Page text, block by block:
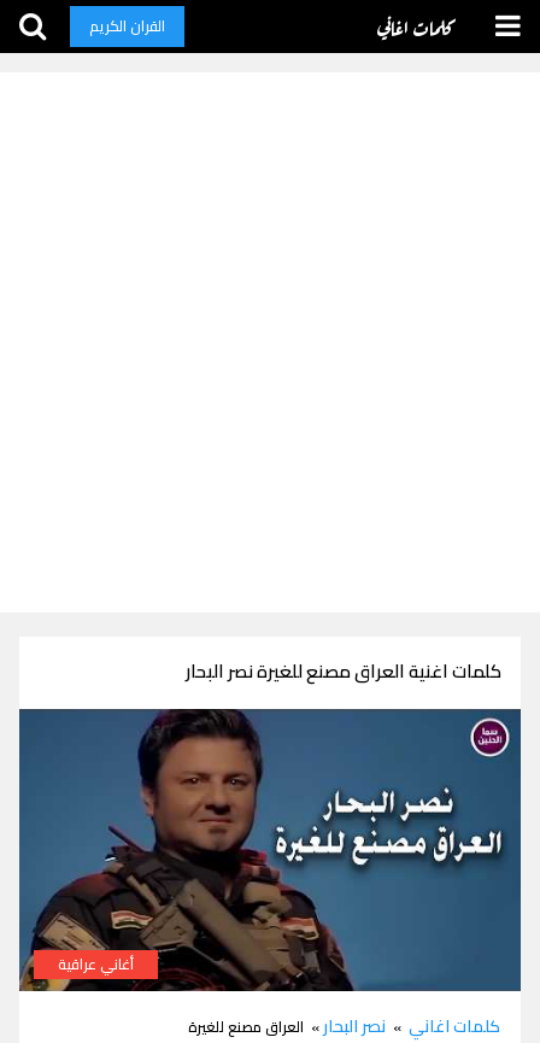
كلمات اغاني القران الكريم
كلمات اغنية العراق مصنع للغيرة نصر البحار
أغاني عراقية
كلمات اغاني » نصر البحار» العراق مصنع للغيرة